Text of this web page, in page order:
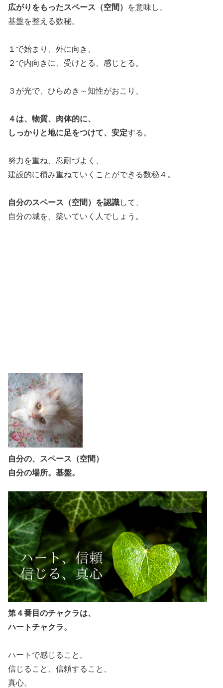
広がりをもったスペース（空間） を意味し、
基盤を整える数秘。
１で始まり、外に向き、
２で内向きに、受けとる、感じとる。
３が光で、ひらめき～知性がおこり、
４は、物質、肉体的に、
しっかりと地に足をつけて、安定する。
努力を重ね、忍耐づよく、
建設的に積み重ねていくことができる数秘４。
自分のスペース（空間）を認識して、
自分の城を、築いていく人でしょう。
自分の、スペース（空間）
自分の場所。基盤。
第４番目のチャクラは、
ハートチャクラ。
ハートで感じること。
信じること、信頼すること、
真心。